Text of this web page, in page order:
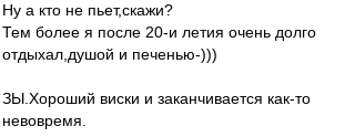
Ну а кто не пьет,скажи?
Тем более я после 20-и летия очень долго
отдыхал,душой и печенью-)))
ЗЫ.Хороший виски и заканчивается как-то
невовремя.